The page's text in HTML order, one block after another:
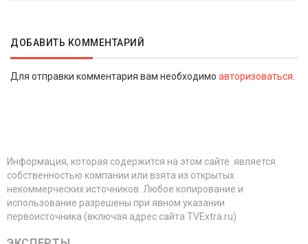
ДОБАВИТЬ КОММЕНТАРИЙ
Для отправки комментария вам необходимо авторизоваться
Информация, которая содержится на этом сайте является
собственностью компании или взята из открытых
некоммерческих источников. Любое копирование и
использование разрешены при явном указании
первоисточника (включая адрес сайта TVExtra.ru)